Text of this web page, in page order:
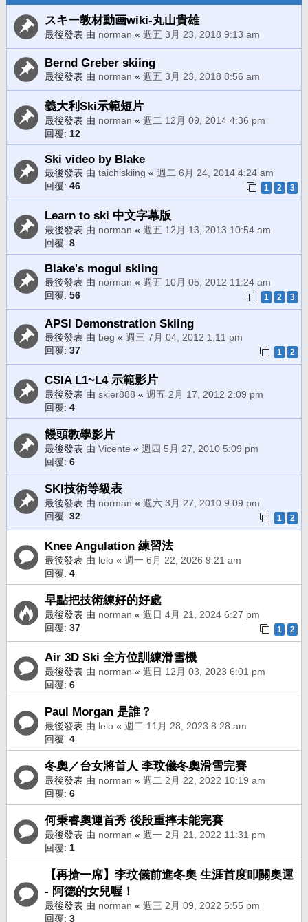
スキー教材動画wiki-丸山貴雄
最後發表 由 norman « 週五 3月 23, 2018 9:13 am
Bernd Greber skiing
最後發表 由 norman « 週五 3月 23, 2018 8:56 am
義大利Ski示範短片
最後發表 由 norman « 週二 12月 09, 2014 4:36 pm
回覆: 12
Ski video by Blake
最後發表 由 taichiskiing « 週二 6月 24, 2014 4:24 am
回覆: 46 1 2 3
Learn to ski 中文字幕版
最後發表 由 norman « 週五 12月 13, 2013 10:54 am
回覆: 8
Blake's mogul skiing
最後發表 由 norman « 週五 10月 05, 2012 11:24 am
回覆: 56 1 2 3
APSI Demonstration Skiing
最後發表 由 beg « 週三 7月 04, 2012 1:11 pm
回覆: 37 1 2
CSIA L1~L4 示範影片
最後發表 由 skier888 « 週五 2月 17, 2012 2:09 pm
回覆: 4
饅頭教學影片
最後發表 由 Vicente « 週四 5月 27, 2010 5:09 pm
回覆: 6
SKI技術等級表
最後發表 由 norman « 週六 3月 27, 2010 9:09 pm
回覆: 32 1 2
Knee Angulation 練習法
最後發表 由 lelo « 週一 6月 22, 2026 9:21 am
回覆: 4
早點把技術練好的好處
最後發表 由 norman « 週日 4月 21, 2024 6:27 pm
回覆: 37 1 2
Air 3D Ski 全方位訓練滑雪機
最後發表 由 norman « 週日 12月 03, 2023 6:01 pm
回覆: 6
Paul Morgan 是誰？
最後發表 由 lelo « 週二 11月 28, 2023 8:28 am
回覆: 4
冬奧／台女將首人 李玟儀冬奧滑雪完賽
最後發表 由 norman « 週二 2月 22, 2022 10:19 am
回覆: 6
何秉睿奧運首秀 後段重摔未能完賽
最後發表 由 norman « 週一 2月 21, 2022 11:31 pm
回覆: 1
【再搶一席】李玟儀前進冬奧 生涯首度叩關奧運
- 阿德的女兒喔！
最後發表 由 norman « 週三 2月 09, 2022 5:55 pm
回覆: 3